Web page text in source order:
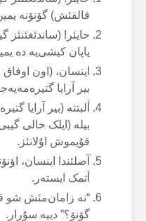
قالقئش) گۆنۆنە
حایئر!
یاپان کیشی‌یە دە
اینسان، (اون
بیر آرایا
ألبتتە (بیر آرایا
بیلە (ایلک حالی
قۇیموش اۇلانئز.
آصلئندا اینسان،
أتمک ایستەر.
“نە زامان‌مئش شو
گۆنۆ؟” دییە سۇرار.